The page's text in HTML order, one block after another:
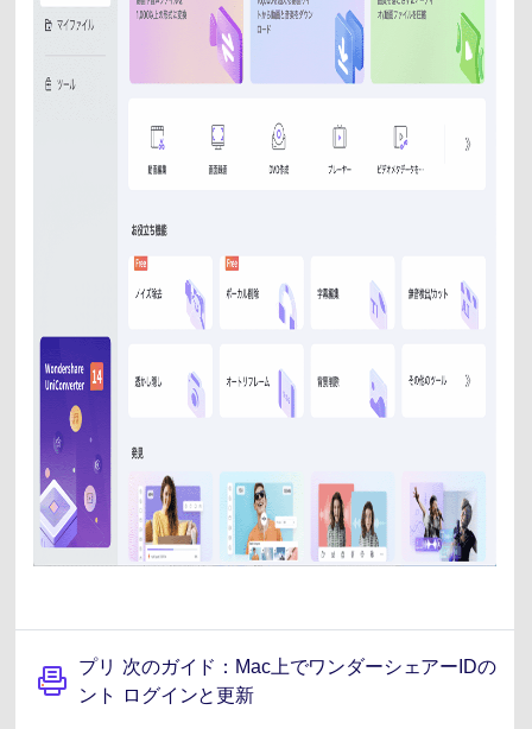
プリ
ント
次のガイド：Mac上でワンダーシェアーIDの
ログインと更新